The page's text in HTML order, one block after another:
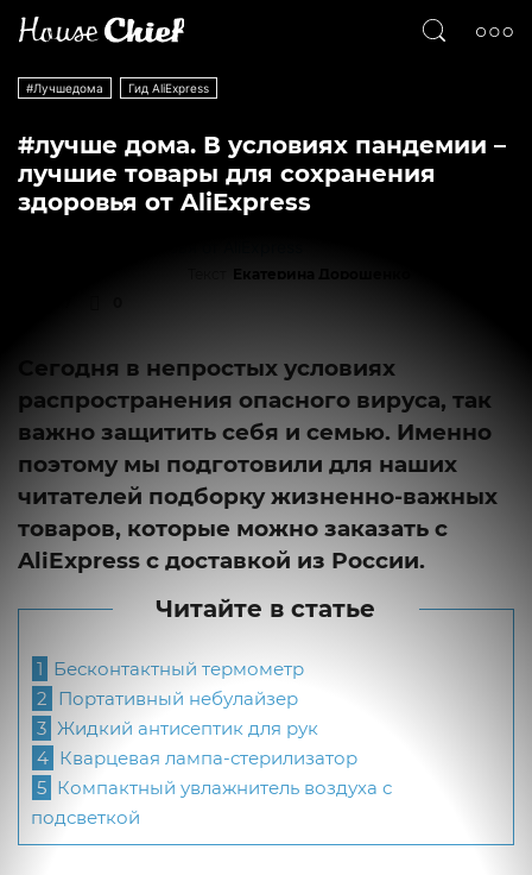
#Лучшедома Гид AliExpress
#лучше дома. В условиях пандемии –
лучшие товары для сохранения
здоровья от AliExpress
Екатерина Дорошенко
Сегодня в непростых условиях
распространения опасного вируса, так
важно защитить себя и семью. Именно
поэтому мы подготовили для наших
читателей подборку жизненно-важных
товаров, которые можно заказать с
AliExpress с доставкой из России.
Читайте в статье
1 Бесконтактный термометр
2 Портативный небулайзер
3 Жидкий антисептик для рук
4 Кварцевая лампа-стерилизатор
5 Компактный увлажнитель воздуха с
подсветкой